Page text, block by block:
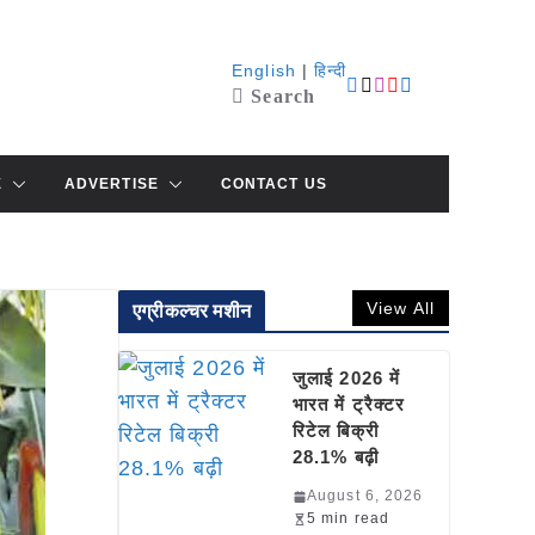
English | हिन्दी
Search
ADVERTISE CONTACT US
एग्रीकल्चर मशीन View All
जुलाई 2026 में
भारत में ट्रैक्टर
रिटेल बिक्री
28.1% बढ़ी
August 6, 2026
5 min read